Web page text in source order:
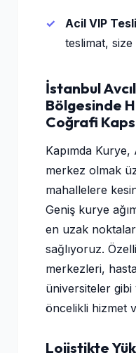
Acil VIP
teslimat,
İstanbul
Bölgesinde
Coğrafi
Kapımda
merkez olmak
mahallelere
Geniş kurye
en uzak
sağlıyoruz.
merkezleri,
üniversiteler
öncelikli hizmet
Lojistikte